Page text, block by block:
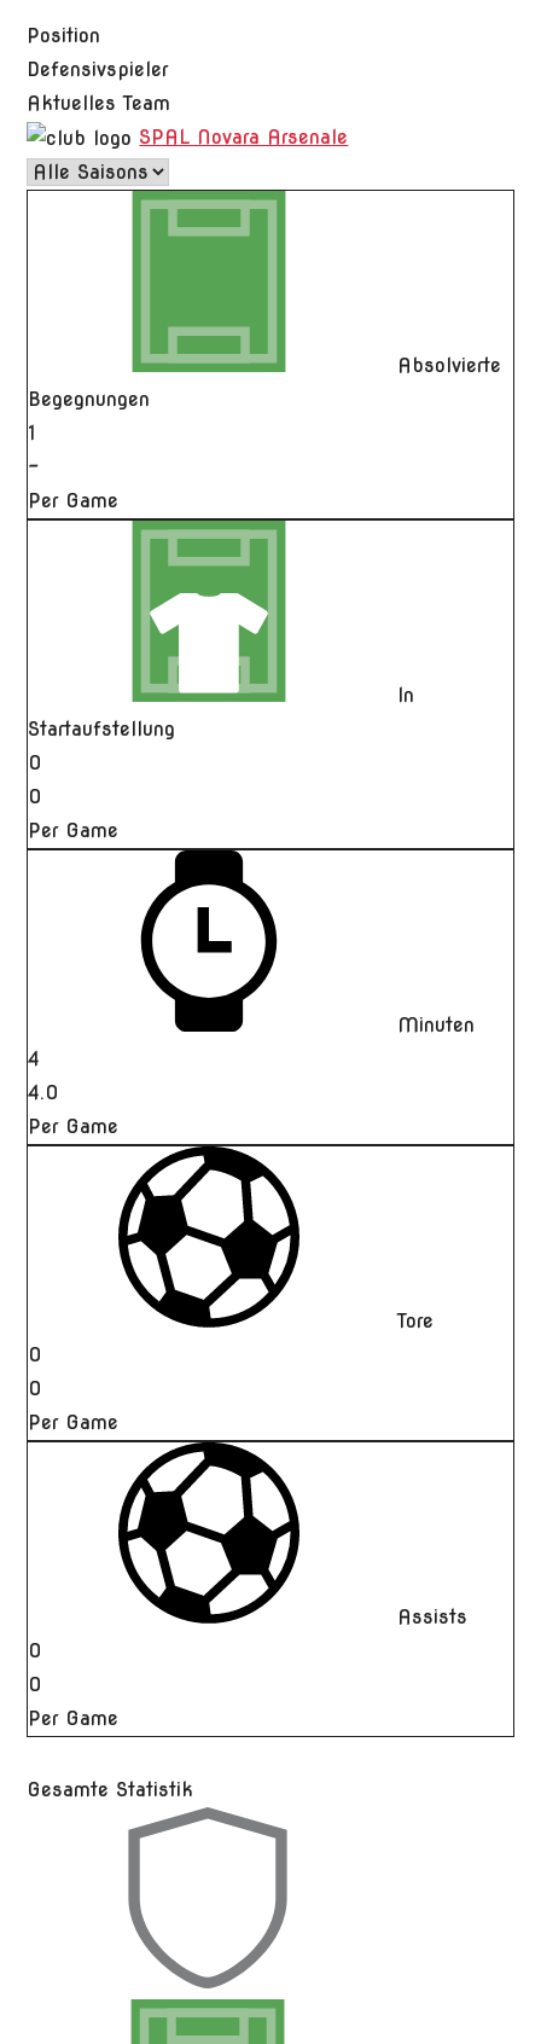
Position
Defensivspieler
Aktuelles Team
SPAL Novara Arsenale
Absolvierte
Begegnungen
1
-
Per Game
In
Startaufstellung
0
0
Per Game
Minuten
4
4.0
Per Game
Tore
0
0
Per Game
Assists
0
0
Per Game
Gesamte Statistik